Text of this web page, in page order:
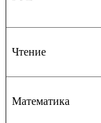
Чтение
Математика